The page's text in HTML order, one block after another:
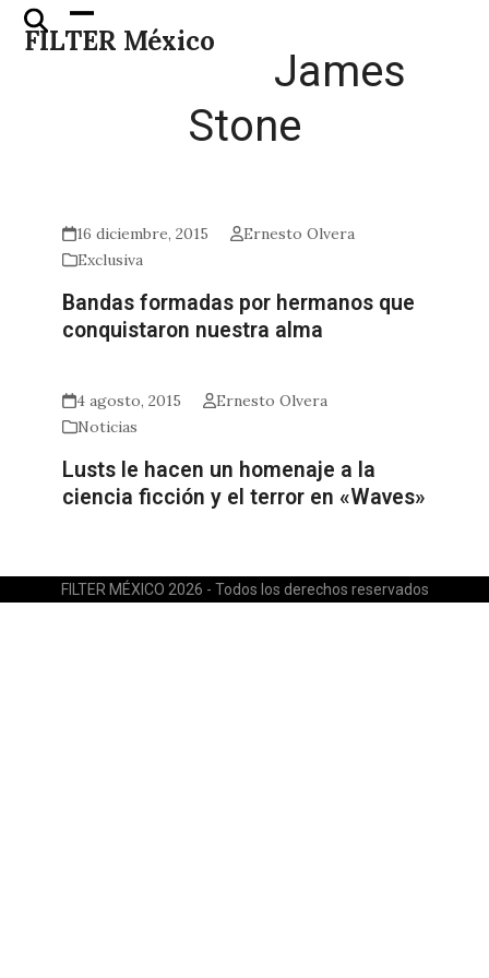
Skip
FILTER México
Open
mobile
Close
mobile
James
Stone
16 diciembre, 2015
Ernesto Olvera
Exclusiva
Bandas formadas por hermanos que
conquistaron nuestra alma
4 agosto, 2015
Ernesto Olvera
Noticias
Lusts le hacen un homenaje a la
ciencia ficción y el terror en «Waves»
FILTER MÉXICO 2026 - Todos los derechos reservados